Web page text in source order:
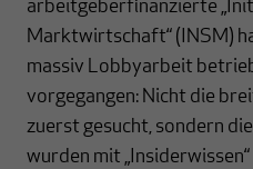
arbeitgeberfinanzierte
Marktwirtschaft“ (INSM)
massiv Lobbyarbeit
vorgegangen: Nicht die
zuerst gesucht, sondern
wurden mit